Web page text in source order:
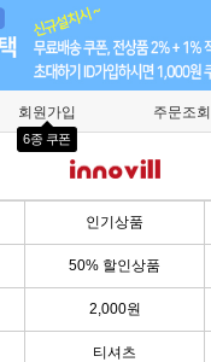
회원가입
6종 쿠폰
주문조회
인기상품
50% 할인상품
2,000원
티셔츠